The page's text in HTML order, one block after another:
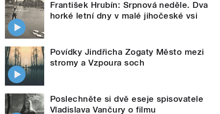
František Hrubín: Srpnová neděle. Dva
horké letní dny v malé jihočeské vsi
Povídky Jindřicha Zogaty Město mezi
stromy a Vzpoura soch
Poslechněte si dvě eseje spisovatele
Vladislava Vančury o filmu